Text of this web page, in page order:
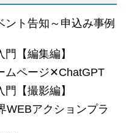
ト告知～申込み事例
【編集編】
ムページ✕ChatGPT
【撮影編】
WEBアクションプラ